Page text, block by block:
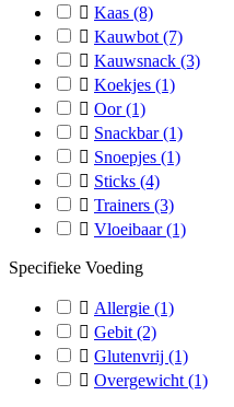
 Kaas (8)
 Kauwbot (7)
 Kauwsnack (3)
 Koekjes (1)
 Oor(1)
 Snackbar(1)
 Snoepjes (1)
 Sticks (4)
 Trainers (3)
 Vloeibaar(1)
Specifieke Voeding
 Allergie (1)
 Gebit (2)
 Glutenvrij (1)
 Overgewicht (1)